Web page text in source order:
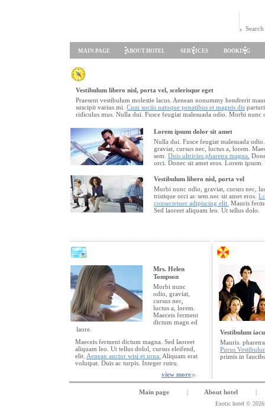
Search
MAIN PAGE ABOUT HOTEL SERVICES BOOKING
Vestibulum libero nisl, porta vel, scelerisque eget
Praesent vestibulum molestie lacus. Aenean nonummy hendrerit
suscipit varius mi. Cum sociis natoque penatibus et magnis dis
ridiculus mus. Nulla dui. Fusce feugiat malesuada odio. Morbi nunc
Lorem ipsum dolor sit amet
Nulla dui. Fusce feugiat malesuada
graviat, cursus nec, luctus a, lorem.
sem. Duis ultricies pharetra magna.
orci. Donec sit amet eros. Lorem ipsum.
Vestibulum libero nisl, porta vel
Morbi nunc odio, graviat, cursus nec,
tristique orci ac sem.nec sit amet eros.
consectetuer adipiscing elit. Mauris
Sed laoreet aliquam leo. Ut tellus dolo.
Mrs. Helen
Tompson
Morbi nunc
odio, graviat,
cursus nec,
luctus a, lorem.
Maeceis ferment
dictum magn ed
laore.
Maeceis ferment dictum magna. Sed laoreet
aliquam leo. Ut tellus dolol, cursus eleifend,
elit. Aenean auctor wisi et urna. Aliquam erat
volutpat. Duis ac turpis. Integer rutru.
view more
Vestibulum
Mauris.
Purus
primis in
Main page | About hotel |
Exotic hotel ©